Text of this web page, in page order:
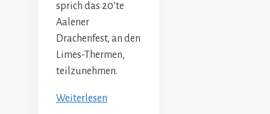
sprich das 20’te
Aalener
Drachenfest, an den
Limes-Thermen,
teilzunehmen.
Weiterlesen